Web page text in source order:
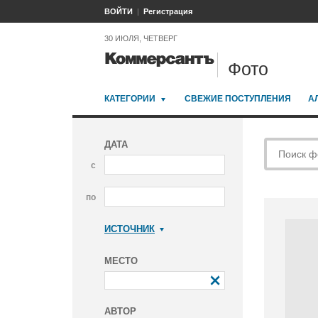
ВОЙТИ Регистрация
30 ИЮЛЯ, ЧЕТВЕРГ
Фото
КАТЕГОРИИ СВЕЖИЕ ПОСТУПЛЕНИЯ
ДАТА
с
по
ИСТОЧНИК
МЕСТО
АВТОР